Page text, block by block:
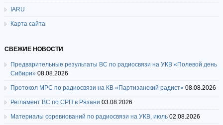
IARU
Карта сайта
СВЕЖИЕ НОВОСТИ
Предварительные результаты ВС по радиосвязи на УКВ «Полевой день
Сибири» 08.08.2026
Протокол МРС по радиосвязи на КВ «Партизанский радист» 08.08.2026
Регламент ВС по СРП в Рязани 03.08.2026
Материалы соревнований по радиосвязи на УКВ, июль 02.08.2026